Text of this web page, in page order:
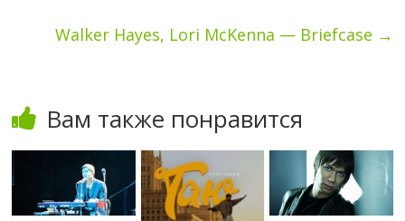
Walker Hayes, Lori McKenna — Briefcase →
Вам также понравится